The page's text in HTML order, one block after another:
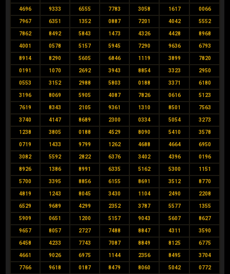
4696 9333 6555 7783 3058 1617 0066
7967 6351 1352 0887 7201 4042 5552
7862 8492 5843 1473 4326 4428 8968
4001 0578 5157 5945 7290 9636 6793
8914 8290 5605 6846 1119 3899 7820
0191 1070 2692 3943 8854 3323 2950
0553 3152 2988 5803 0188 3371 6180
3196 8069 5905 4087 7826 0616 5123
7619 8343 2105 9361 1310 8501 7563
3740 4147 8689 2300 0334 5054 3273
1238 3805 0188 4529 8090 5410 3578
0719 1433 9799 1262 4688 4664 6950
3082 5592 2822 6376 3402 4396 0196
8926 1386 8991 6335 5162 5300 1151
5700 3395 8856 6155 8691 3512 8770
4819 1243 8045 3430 1104 2490 2208
6529 9689 4299 2352 3787 5577 1355
5909 0651 1200 5157 9043 5607 8627
9657 8057 2727 7488 8847 4311 3590
6458 4233 7743 7087 8849 8125 6775
4661 9026 6975 1144 2356 8495 3704
7766 9618 0187 8479 8060 5042 0772